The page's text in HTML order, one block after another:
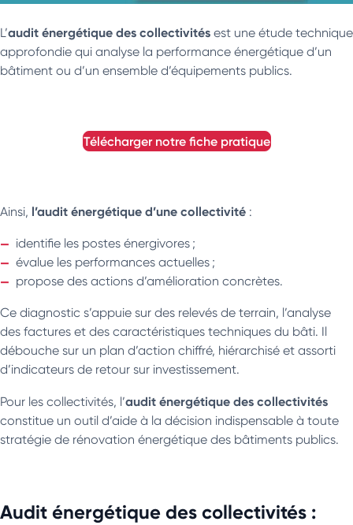
L’audit énergétique des collectivités est une étude technique
approfondie qui analyse la performance énergétique d’un
bâtiment ou d’un ensemble d’équipements publics.
télécharger notre fiche pratique
Ainsi, l’audit énergétique d’une collectivité :
identifie les postes énergivores ;
évalue les performances actuelles ;
propose des actions d’amélioration concrètes.
Ce diagnostic s’appuie sur des relevés de terrain, l’analyse
des factures et des caractéristiques techniques du bâti. Il
débouche sur un plan d’action chiffré, hiérarchisé et assorti
d’indicateurs de retour sur investissement.
Pour les collectivités, l’audit énergétique des collectivités
constitue un outil d’aide à la décision indispensable à toute
stratégie de rénovation énergétique des bâtiments publics.
Audit énergétique des collectivités :